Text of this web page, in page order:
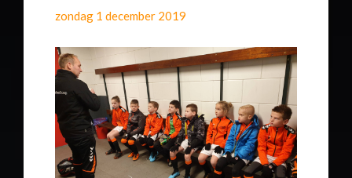
zondag 1 december 2019